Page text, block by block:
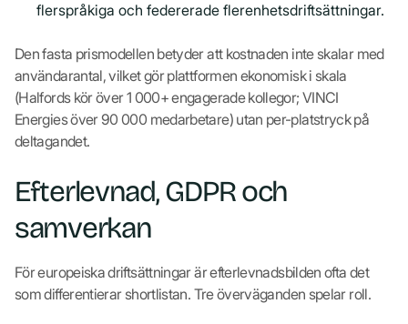
flerspråkiga och federerade flerenhetsdriftsättningar.
Den fasta prismodellen betyder att kostnaden inte skalar med
användarantal, vilket gör plattformen ekonomisk i skala
(Halfords kör över 1 000+ engagerade kollegor; VINCI
Energies över 90 000 medarbetare) utan per-platstryck på
deltagandet.
Efterlevnad, GDPR och
samverkan
För europeiska driftsättningar är efterlevnadsbilden ofta det
som differentierar shortlistan. Tre överväganden spelar roll.